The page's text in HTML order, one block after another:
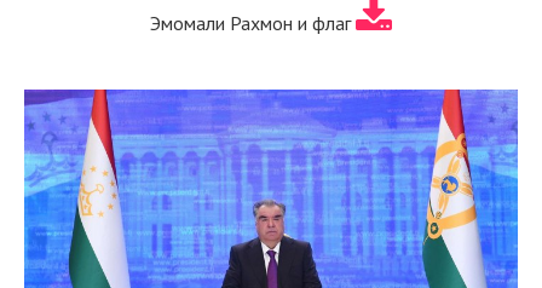
Эмомали Рахмон и флаг